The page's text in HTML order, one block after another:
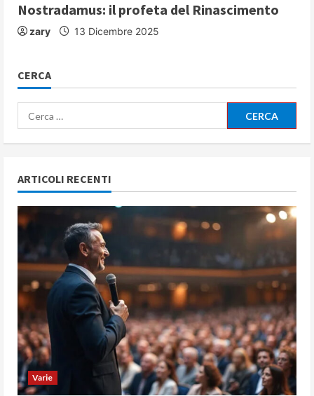
Nostradamus: il profeta del Rinascimento
zary 13 Dicembre 2025
CERCA
Ricerca
per:
ARTICOLI RECENTI
Varie